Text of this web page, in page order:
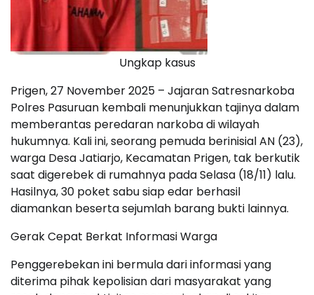
Ungkap kasus
Prigen, 27 November 2025 – Jajaran Satresnarkoba
Polres Pasuruan kembali menunjukkan tajinya dalam
memberantas peredaran narkoba di wilayah
hukumnya. Kali ini, seorang pemuda berinisial AN (23),
warga Desa Jatiarjo, Kecamatan Prigen, tak berkutik
saat digerebek di rumahnya pada Selasa (18/11) lalu.
Hasilnya, 30 poket sabu siap edar berhasil
diamankan beserta sejumlah barang bukti lainnya.
Gerak Cepat Berkat Informasi Warga
Penggerebekan ini bermula dari informasi yang
diterima pihak kepolisian dari masyarakat yang